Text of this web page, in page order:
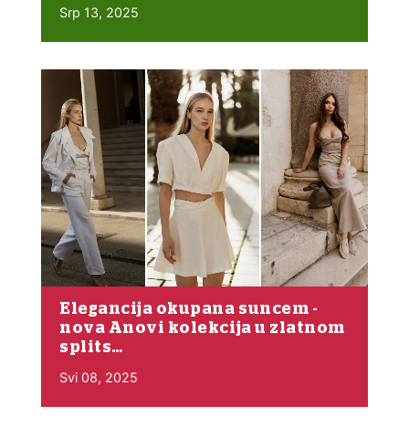
Srp 13, 2025
Elegancija okupana suncem -
nova Anovi kolekcija u zlatnom
splits…
Svi 08, 2025